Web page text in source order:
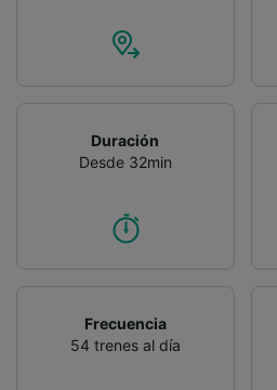
Duración
Desde 32min
Frecuencia
54 trenes al día